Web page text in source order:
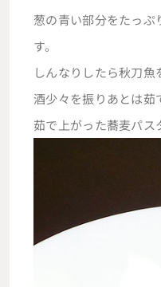
葱の青い部分をたっぷ
す。
しんなりしたら秋刀魚
酒少々を振りあとは茹
茹で上がった蕎麦パス